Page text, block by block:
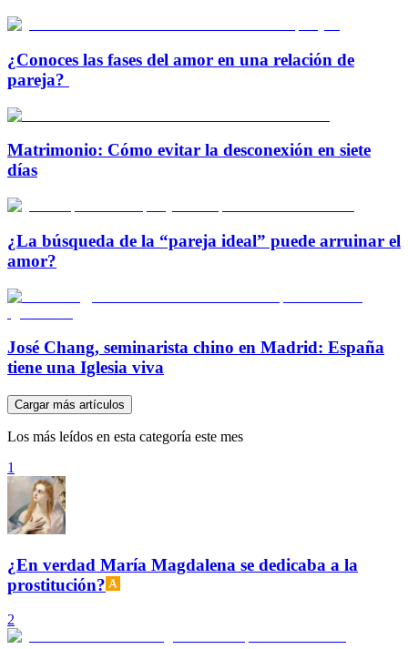
¿Conoces las fases del amor en una relación de
pareja?
Matrimonio: Cómo evitar la desconexión en siete
días
¿La búsqueda de la “pareja ideal” puede arruinar el
amor?
José Chang, seminarista chino en Madrid: España
tiene una Iglesia viva
Cargar más artículos
Los más leídos en esta categoría este mes
1
¿En verdad María Magdalena se dedicaba a la
prostitución?
2